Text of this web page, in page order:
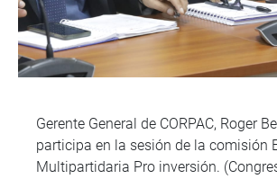
Gerente General de CORPAC, Roger
participa en la sesión de la comisión
Multipartidaria Pro inversión.